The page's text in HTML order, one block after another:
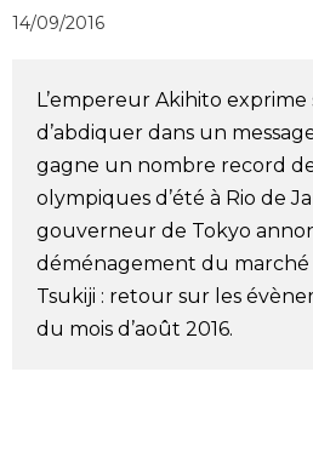
Visiter le Japon
Économie
14/09/2016
L’empereur Akihito exprime
d’abdiquer dans un
gagne un nombre record
olympiques d’été à Rio de
gouverneur de Tokyo
déménagement du marché
Tsukiji : retour sur les
du mois d’août 2016.